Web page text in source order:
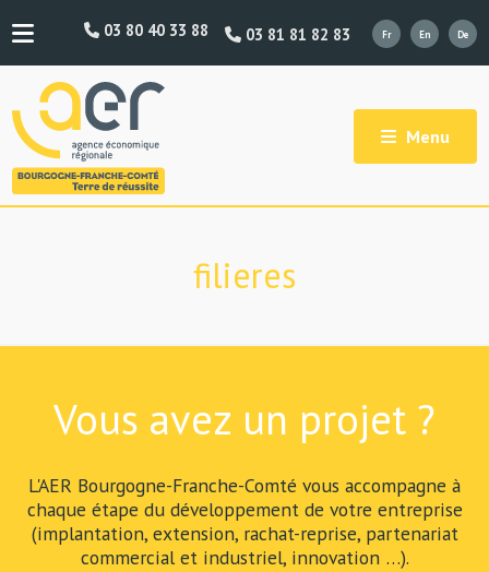
03 81 81 82 83
03 80 40 33 88
Menu
filieres
Vous avez un projet ?
L'AER Bourgogne-Franche-Comté vous accompagne à
chaque étape du développement de votre entreprise
(implantation, extension, rachat-reprise, partenariat
commercial et industriel, innovation …).